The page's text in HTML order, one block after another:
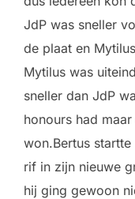
JdP was sneller
de plaat en
Mytilus was
sneller dan JdP
honours had
won.Bertus
rif in zijn nieuwe
hij ging gewoon